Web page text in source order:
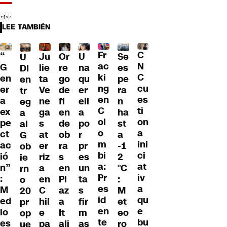
LEE TAMBIÉN
“
G
en
er
a
ex
pe
ct
ac
ió
n”
:
M
ed
io
es
U
DI
en
tr
eg
a
al
G
ob
ie
rn
o
20
pr
op
Ju
lie
ta
Ve
ne
ga
s
at
er
riz
a
en
C
hil
e
pa
Or
re
go
de
fi
en
de
ob
ra
s
en
Pl
az
a
It
ali
U
na
qu
er
ell
a
po
r
pr
es
un
ta
s
fir
m
as
Fr
ac
ki
ng
en
C
ol
o
m
bi
a:
Pr
es
id
en
te
Se
es
pe
ra
n
ha
st
a
-1
2
°C
:
M
et
eo
ro
C
N
C
cu
es
ti
on
a
ini
ci
at
iv
a
qu
e
bu